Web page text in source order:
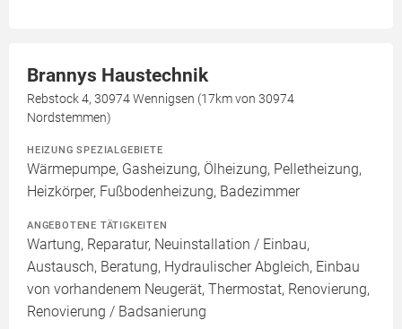
Brannys Haustechnik
Rebstock 4, 30974 Wennigsen (17km von 30974
Nordstemmen)
HEIZUNG SPEZIALGEBIETE
Wärmepumpe, Gasheizung, Ölheizung, Pelletheizung,
Heizkörper, Fußbodenheizung, Badezimmer
ANGEBOTENE TÄTIGKEITEN
Wartung, Reparatur, Neuinstallation / Einbau,
Austausch, Beratung, Hydraulischer Abgleich, Einbau
von vorhandenem Neugerät, Thermostat, Renovierung,
Renovierung / Badsanierung